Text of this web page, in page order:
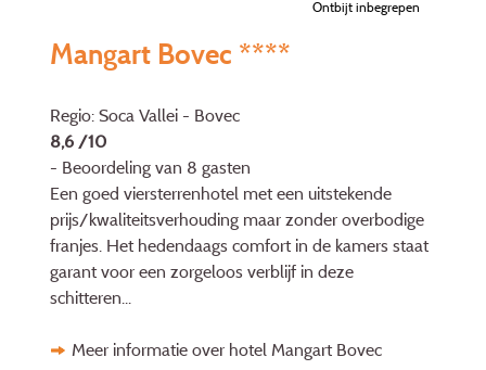
Ontbijt inbegrepen
Mangart Bovec ****
Regio: Soca Vallei - Bovec
8,6 /10
- Beoordeling van 8 gasten
Een goed viersterrenhotel met een uitstekende
prijs/kwaliteitsverhouding maar zonder overbodige
franjes. Het hedendaags comfort in de kamers staat
garant voor een zorgeloos verblijf in deze
schitteren...
Meer informatie over hotel Mangart Bovec